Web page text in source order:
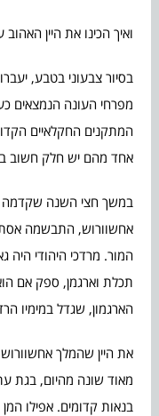
ואיך הכינו את היין
בסיור צבעוני בטבע,
מפרחי העונה הנמצאים
המתקנים החקלאיים
אחד מהם יש חלק חשוב
במשך חצי השנה שקדמה
אחשוורוש, התבשמה
המור. מרדכי היהודי
תכלת וארגמן, ספק אם
הארגמון, שגדל במימיו
את היין שהמלך
מאוד שונה מהיום, בגת
בנאות קדומים. אפילו